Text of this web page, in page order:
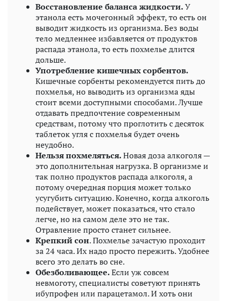
Восстановление баланса жидкости.У
этанола есть мочегонный эффект, то есть он
выводит жидкость из организма. Без воды
тело медленнее избавляется от продуктов
распада этанола, то есть похмелье длится
дольше.
Употребление кишечных сорбентов.
Кишечные сорбенты рекомендуется пить до
похмелья, но выводить из организма яды
стоит всеми доступными способами. Лучше
отдавать предпочтение современным
средствам, потому что проглотить с десяток
таблеток угля с похмелья будет очень
неудобно.
Нельзя похмеляться.Новая доза алкоголя —
это дополнительная нагрузка. В организме и
так полно продуктов распада алкоголя, а
потому очередная порция может только
усугубить ситуацию. Конечно, когда алкоголь
подействует, может показаться, что стало
легче, но на самом деле это не так.
Отравление просто станет сильнее.
Крепкий сон. Похмелье зачастую проходит
за 24 часа. Их надо просто пережить. Удобнее
всего это делать во сне.
Обезболивающее.Если уж совсем
невмоготу, специалисты советуют принять
ибупрофен или парацетамол. И хоть они